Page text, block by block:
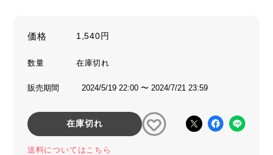
価格 1,540円
数量
販売期間 2024/5/19 22:00 〜 2024/7/21 23:59
在庫切れ
送料についてはこちら